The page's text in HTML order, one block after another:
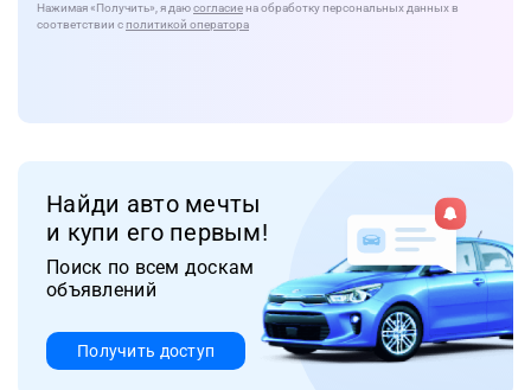
Нажимая «Получить», я даюсогласиена обработку персональных данных в
соответствии сполитикой оператора
Найди авто мечты
и купи его первым!
Поиск по всем доскам
объявлений
Получить доступ